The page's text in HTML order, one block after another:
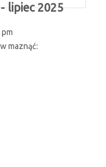
lipiec 2025
maznąć: